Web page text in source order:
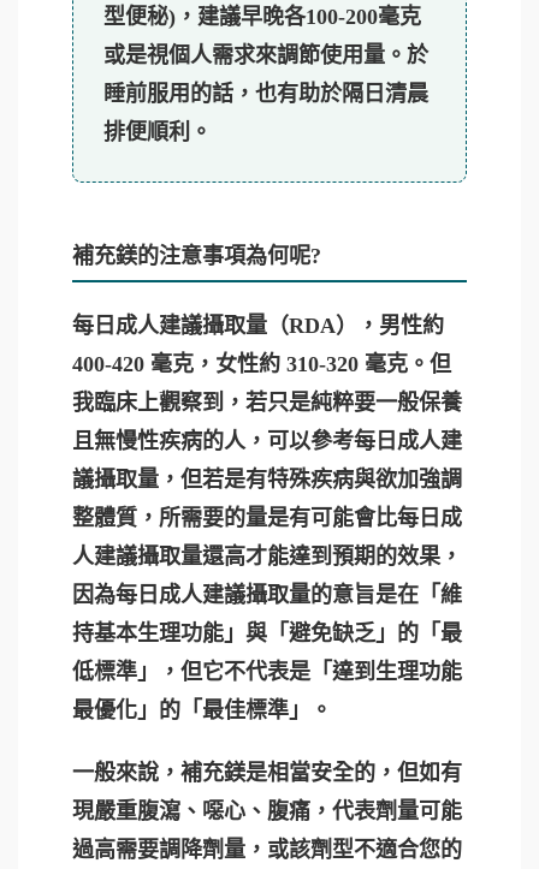
型便秘)，建議早晚各100-200毫克
或是視個人需求來調節使用量。於
睡前服用的話，也有助於隔日清晨
排便順利。
補充鎂的注意事項為何呢?
每日成人建議攝取量（RDA），男性約
400-420 毫克，女性約 310-320 毫克。但
我臨床上觀察到，若只是純粹要一般保養
且無慢性疾病的人，可以參考每日成人建
議攝取量，但若是有特殊疾病與欲加強調
整體質，所需要的量是有可能會比每日成
人建議攝取量還高才能達到預期的效果，
因為每日成人建議攝取量的意旨是在「維
持基本生理功能」與「避免缺乏」的「最
低標準」，但它不代表是「達到生理功能
最優化」的「最佳標準」。
一般來說，補充鎂是相當安全的，但如有
現嚴重腹瀉、噁心、腹痛，代表劑量可能
過高需要調降劑量，或該劑型不適合您的